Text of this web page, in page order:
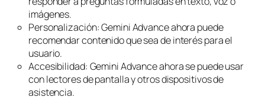
imágenes.
Personalización: Gemini Advance ahora puede
recomendar contenido que sea de interés para el
usuario.
Accesibilidad: Gemini Advance ahora se puede usar
con lectores de pantalla y otros dispositivos de
asistencia.